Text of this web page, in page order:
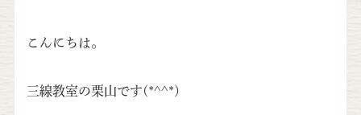
こんにちは。
三線教室の栗山です(*^^*)